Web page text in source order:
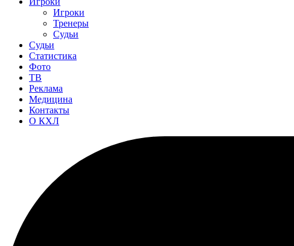
Игроки
Тренеры
Судьи
Судьи
Статистика
Фото
ТВ
Реклама
Медицина
Контакты
О КХЛ